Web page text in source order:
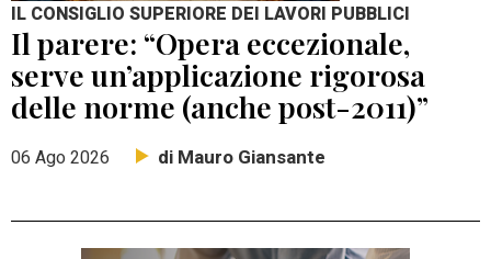
IL CONSIGLIO SUPERIORE DEI LAVORI PUBBLICI
Il parere: “Opera eccezionale,
serve un’applicazione rigorosa
delle norme (anche post-2011)”
06 Ago 2026 di Mauro Giansante